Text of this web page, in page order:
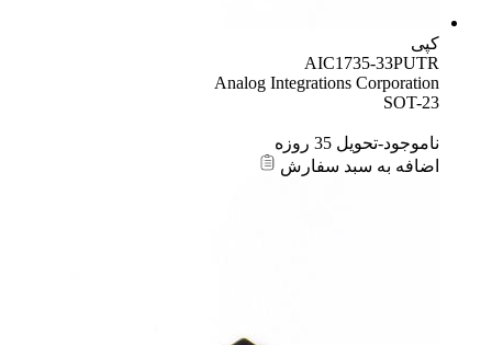
کپی
AIC1735-33PUTR
Analog Integrations Corporation
SOT-23
ناموجود-تحویل 35 روزه
اضافه به سبد سفارش